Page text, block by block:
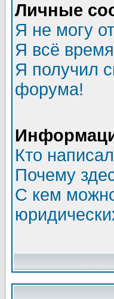
Личные
Я не могу
Я всё
Я получил
форума!
Кто
Почему
С кем